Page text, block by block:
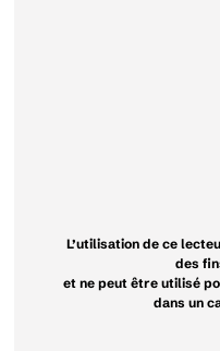
L’utilisation de ce
des
et ne peut être utilisé
dans un